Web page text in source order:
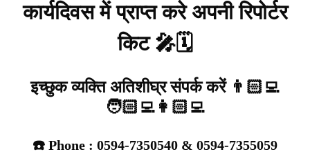
कार्यदिवस में प्राप्त करे अपनी रिपोर्टर
किट 🎤🗓️
इच्छुक व्यक्ति अतिशीघ्र संपर्क करें 👨🏻‍💻
🧑🏻‍💻👩🏻‍💻
☎️ Phone : 0594-7350540 & 0594-7355059